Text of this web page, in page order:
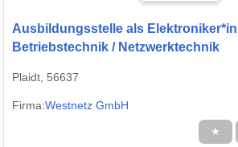
Ausbildungsstelle als
Betriebstechnik / Netzwerktechnik
Plaidt, 56637
Firma:Westnetz GmbH
★